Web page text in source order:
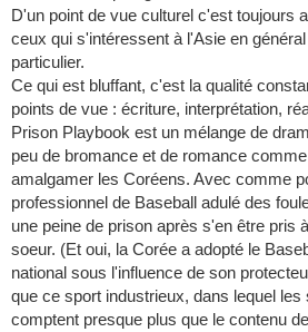
D'un point de vue culturel c'est toujours
ceux qui s'intéressent à l'Asie en
particulier.
Ce qui est bluffant, c'est la qualité
points de vue : écriture, interprétation,
Prison Playbook est un mélange de
peu de bromance et de romance
amalgamer les Coréens. Avec comme
professionnel de Baseball adulé des
une peine de prison après s'en être pris
soeur. (Et oui, la Corée a adopté le
national sous l'influence de son
que ce sport industrieux, dans lequel
comptent presque plus que le contenu